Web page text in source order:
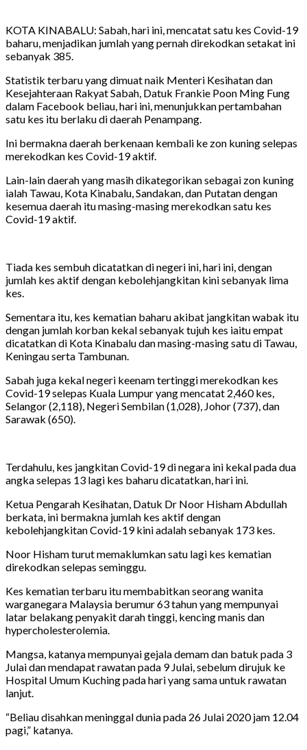
KOTA KINABALU: Sabah, hari ini, mencatat satu kes Covid-19
baharu, menjadikan jumlah yang pernah direkodkan setakat ini
sebanyak 385.
Statistik terbaru yang dimuat naik Menteri Kesihatan dan
Kesejahteraan Rakyat Sabah, Datuk Frankie Poon Ming Fung
dalam Facebook beliau, hari ini, menunjukkan pertambahan
satu kes itu berlaku di daerah Penampang.
Ini bermakna daerah berkenaan kembali ke zon kuning selepas
merekodkan kes Covid-19 aktif.
Lain-lain daerah yang masih dikategorikan sebagai zon kuning
ialah Tawau, Kota Kinabalu, Sandakan, dan Putatan dengan
kesemua daerah itu masing-masing merekodkan satu kes
Covid-19 aktif.
Tiada kes sembuh dicatatkan di negeri ini, hari ini, dengan
jumlah kes aktif dengan kebolehjangkitan kini sebanyak lima
kes.
Sementara itu, kes kematian baharu akibat jangkitan wabak itu
dengan jumlah korban kekal sebanyak tujuh kes iaitu empat
dicatatkan di Kota Kinabalu dan masing-masing satu di Tawau,
Keningau serta Tambunan.
Sabah juga kekal negeri keenam tertinggi merekodkan kes
Covid-19 selepas Kuala Lumpur yang mencatat 2,460 kes,
Selangor (2,118), Negeri Sembilan (1,028), Johor (737), dan
Sarawak (650).
Terdahulu, kes jangkitan Covid-19 di negara ini kekal pada dua
angka selepas 13 lagi kes baharu dicatatkan, hari ini.
Ketua Pengarah Kesihatan, Datuk Dr Noor Hisham Abdullah
berkata, ini bermakna jumlah kes aktif dengan
kebolehjangkitan Covid-19 kini adalah sebanyak 173 kes.
Noor Hisham turut memaklumkan satu lagi kes kematian
direkodkan selepas seminggu.
Kes kematian terbaru itu membabitkan seorang wanita
warganegara Malaysia berumur 63 tahun yang mempunyai
latar belakang penyakit darah tinggi, kencing manis dan
hypercholesterolemia.
Mangsa, katanya mempunyai gejala demam dan batuk pada 3
Julai dan mendapat rawatan pada 9 Julai, sebelum dirujuk ke
Hospital Umum Kuching pada hari yang sama untuk rawatan
lanjut.
“Beliau disahkan meninggal dunia pada 26 Julai 2020 jam 12.04
pagi,” katanya.